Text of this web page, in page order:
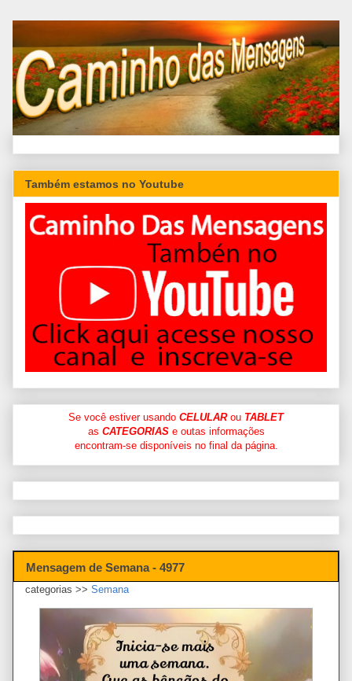
Também estamos no Youtube
Se você estiver usando CELULARou TABLET
as CATEGORIASe outas informações
encontram-se disponíveis no final da página.
Mensagem de Semana - 4977
categorias >> Semana